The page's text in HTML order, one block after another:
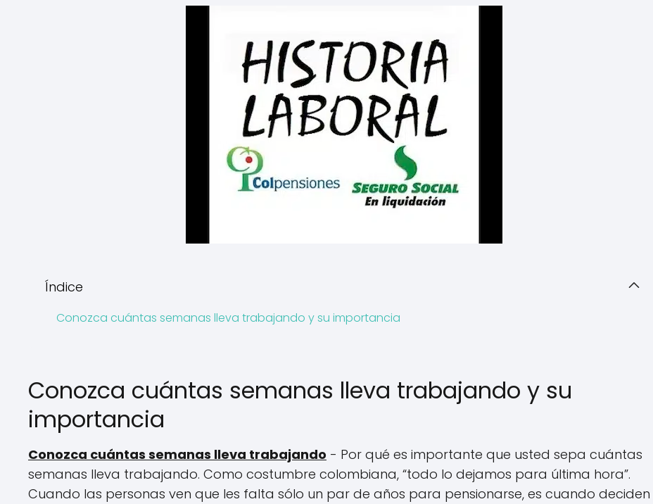
Índice
Conozca cuántas semanas lleva trabajando y su importancia
Conozca cuántas semanas lleva trabajando y su
importancia
Conozca cuántas semanas lleva trabajando - Por qué es importante que usted sepa cuántas
semanas lleva trabajando. Como costumbre colombiana, “todo lo dejamos para última hora”.
Cuando las personas ven que les falta sólo un par de años para pensionarse, es cuando deciden